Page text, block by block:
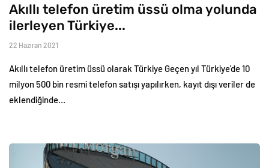
Akıllı telefon üretim üssü olma yolunda
ilerleyen Türkiye...
22 Haziran 2021
Akıllı telefon üretim üssü olarak Türkiye Geçen yıl Türkiye'de 10
milyon 500 bin resmi telefon satışı yapılırken, kayıt dışı veriler de
eklendiğinde…